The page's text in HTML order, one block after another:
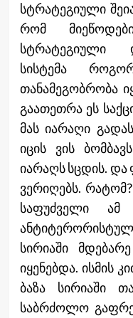
სტრატეგიული
რომ
სტრატეგიული
სისტემა
თანამეგობრობა
გაათეთრა ეს
მას იარაღი
იცის ვის
იარაღს სცდის. და
ვერიღებს.
საფუძველი
სირიაში
იყენებდა. ისმის
ბაზა სირიაში
საბრძოლო